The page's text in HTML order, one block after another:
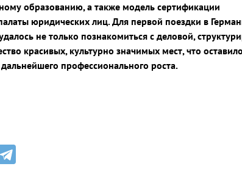
образованию, а также модель сертификации
юридических лиц. Для первой поездки в
не только познакомиться с деловой,
красивых, культурно значимых мест, что
профессионального роста.